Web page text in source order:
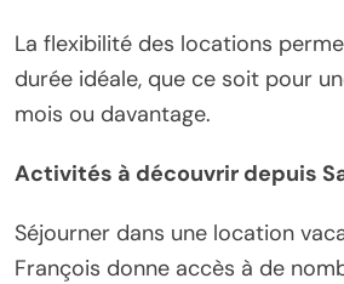
La flexibilité des locations
durée idéale, que ce soit pour
mois ou davantage.
Activités à découvrir depuis
Séjourner dans une location
François donne accès à de